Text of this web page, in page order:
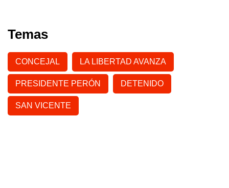
Temas
CONCEJAL LA LIBERTAD AVANZA
PRESIDENTE PERÓN DETENIDO
SAN VICENTE